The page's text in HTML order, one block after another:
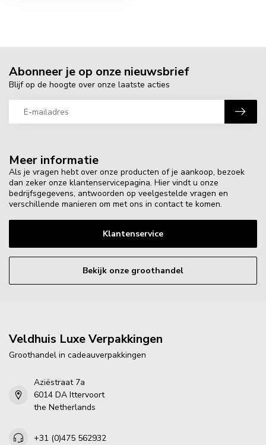
Meer informatie
Als je vragen hebt over onze producten of je aankoop, bezoek
dan zeker onze klantenservicepagina. Hier vindt u onze
bedrijfsgegevens, antwoorden op veelgestelde vragen en
verschillende manieren om met ons in contact te komen.
Klantenservice
Bekijk onze groothandel
Abonneer je op onze nieuwsbrief
Blijf op de hoogte over onze laatste acties
Veldhuis Luxe Verpakkingen
Groothandel in cadeauverpakkingen
Aziëstraat 7a
6014 DA Ittervoort
the Netherlands
+31 (0)475 562932